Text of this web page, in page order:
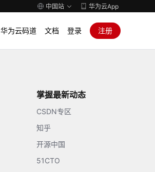
中国站 华为云App
华为云码道 文档 登录 注册
掌握最新动态
CSDN专区
知乎
开源中国
51CTO